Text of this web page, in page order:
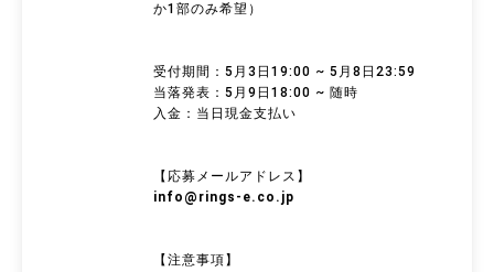
か1部のみ希望）
受付期間：5月3日19:00 ~ 5月8日23:59
当落発表：5月9日18:00 ~ 随時
入金：当日現金支払い
【応募メールアドレス】
info@rings-e.co.jp
【注意事項】